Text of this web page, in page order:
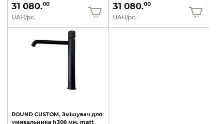
31 080.00
UAH/pc.
31 080.00
UAH/pc.
ROUND CUSTOM, Змішувач для
умивальника h306 мм, matt